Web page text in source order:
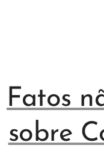
Fatos
sobre